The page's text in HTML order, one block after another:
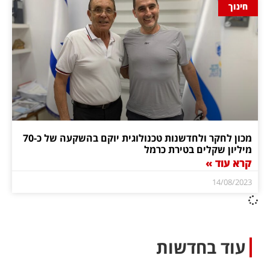
חינוך
מכון לחקר ולחדשנות טכנולוגית יוקם בהשקעה של כ-70
מיליון שקלים בטירת כרמל
קרא עוד »
14/08/2023
עוד בחדשות